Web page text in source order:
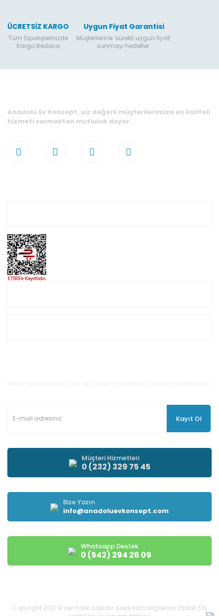
ÜCRETSİZ KARGO
Tüm Siparişlerinizde
Kargo Bedava
Uygun Fiyat Garantisi
Müşterilerine ‘sürekli uygun fiyat’
sunmayı hedefler.
Anadolu Ev Konsept, siz değerli müşterilerimize en kaliteli
hizmeti vermekten mutluluk duyar.
Kayıt Ol
Müşteri Hizmetleri
0 (232) 329 75 45
Bize Yazın
info@anadoluevkonsept.com
Whatsapp Destek
0 (542) 294 26 09
Copyright 2021 © Her hakkı saklıdır. Kredi kartı bilgileriniz 256bit SSL